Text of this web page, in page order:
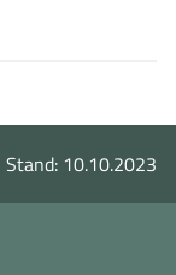
Stand: 10.10.2023